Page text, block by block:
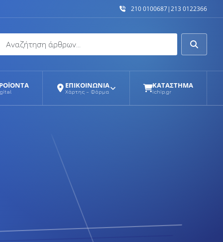
210 0100687|213 0122366
ΕΠΙΚΟΙΝΩΝΙΑ
Χάρτης – Φόρμα
ΚΑΤΑΣΤΗΜΑ
ichip.gr